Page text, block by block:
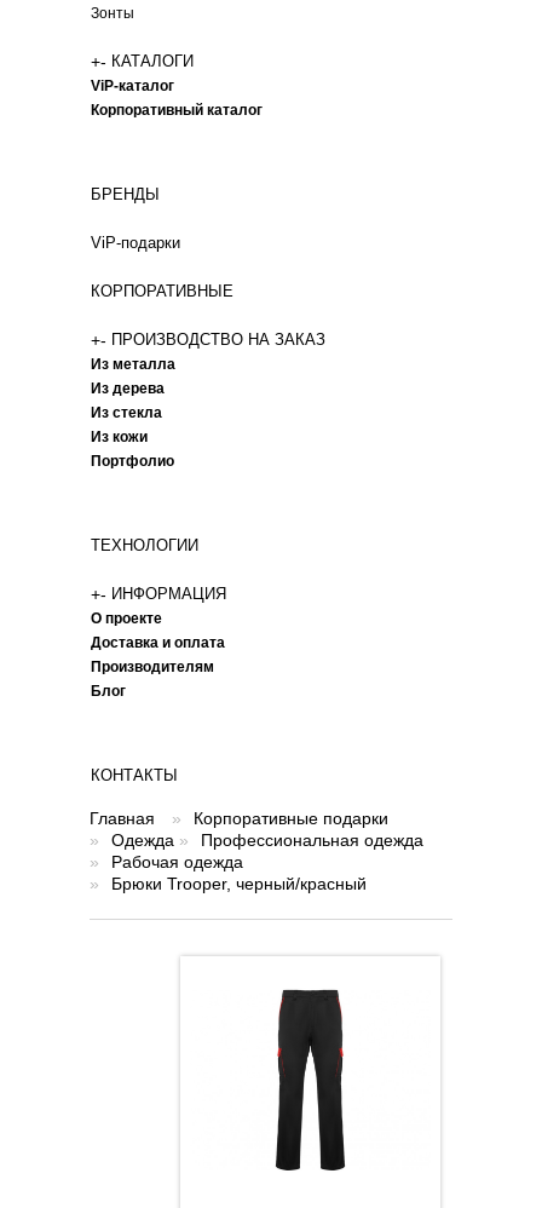
Зонты
+- КАТАЛОГИ
ViP-каталог
Корпоративный каталог
БРЕНДЫ
ViP-подарки
КОРПОРАТИВНЫЕ
+- ПРОИЗВОДСТВО НА ЗАКАЗ
Из металла
Из дерева
Из стекла
Из кожи
Портфолио
ТЕХНОЛОГИИ
+- ИНФОРМАЦИЯ
О проекте
Доставка и оплата
Производителям
Блог
КОНТАКТЫ
Главная »
Корпоративные подарки
»
Одежда »
Профессиональная одежда
»
Рабочая одежда
»
Брюки Trooper, черный/красный